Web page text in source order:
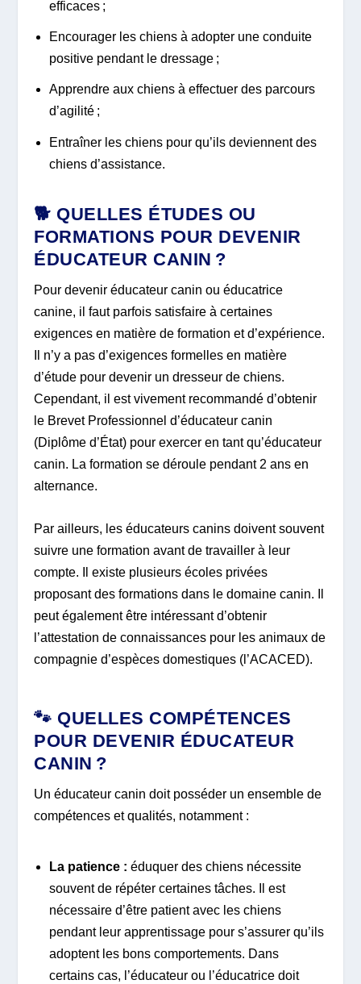
efficaces ;
Encourager les chiens à adopter une conduite
positive pendant le dressage ;
Apprendre aux chiens à effectuer des parcours
d’agilité ;
Entraîner les chiens pour qu’ils deviennent des
chiens d’assistance.
🐕 QUELLES ÉTUDES OU
FORMATIONS POUR DEVENIR
ÉDUCATEUR CANIN ?
Pour devenir éducateur canin ou éducatrice
canine, il faut parfois satisfaire à certaines
exigences en matière de formation et d’expérience.
Il n’y a pas d’exigences formelles en matière
d’étude pour devenir un dresseur de chiens.
Cependant, il est vivement recommandé d’obtenir
le Brevet Professionnel d’éducateur canin
(Diplôme d’État) pour exercer en tant qu’éducateur
canin. La formation se déroule pendant 2 ans en
alternance.
Par ailleurs, les éducateurs canins doivent souvent
suivre une formation avant de travailler à leur
compte. Il existe plusieurs écoles privées
proposant des formations dans le domaine canin. Il
peut également être intéressant d’obtenir
l’attestation de connaissances pour les animaux de
compagnie d’espèces domestiques (l’ACACED).
🐾 QUELLES COMPÉTENCES
POUR DEVENIR ÉDUCATEUR
CANIN ?
Un éducateur canin doit posséder un ensemble de
compétences et qualités, notamment :
La patience : éduquer des chiens nécessite
souvent de répéter certaines tâches. Il est
nécessaire d’être patient avec les chiens
pendant leur apprentissage pour s’assurer qu’ils
adoptent les bons comportements. Dans
certains cas, l’éducateur ou l’éducatrice doit